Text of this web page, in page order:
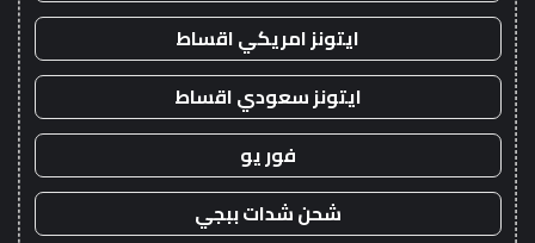
ايتونز امريكي اقساط
ايتونز سعودي اقساط
فور يو
شحن شدات ببجي